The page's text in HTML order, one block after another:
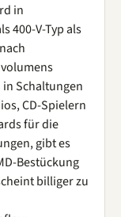
in
400-V-Typ als
Schaltungen
CD-Spielern
für die
gibt es
Bestückung
billiger zu